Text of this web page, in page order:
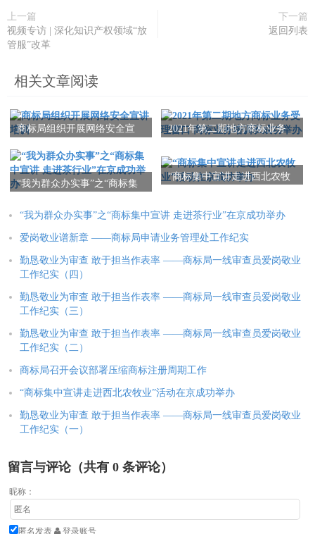
上一篇
视频专访 | 深化知识产权领域“放
管服”改革
下一篇
返回列表
相关文章阅读
商标局组织开展网络安全宣
2021年第二期地方商标业务
功举办
“我为群众办实事”之“商标集
举办
“商标集中宣讲走进西北农牧
“我为群众办实事”之“商标集中宣讲 走进茶行业”在京成功举办
爱岗敬业谱新章 ——商标局申请业务管理处工作纪实
勤恳敬业为审查 敢于担当作表率 ——商标局一线审查员爱岗敬业
工作纪实（四）
勤恳敬业为审查 敢于担当作表率 ——商标局一线审查员爱岗敬业
工作纪实（三）
勤恳敬业为审查 敢于担当作表率 ——商标局一线审查员爱岗敬业
工作纪实（二）
商标局召开会议部署压缩商标注册周期工作
“商标集中宣讲走进西北农牧业”活动在京成功举办
勤恳敬业为审查 敢于担当作表率 ——商标局一线审查员爱岗敬业
工作纪实（一）
留言与评论（共有 0 条评论）
昵称：
匿名发表 登录账号